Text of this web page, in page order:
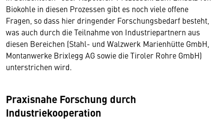
Biokohle in diesen Prozessen gibt es noch viele offene
Fragen, so dass hier dringender Forschungsbedarf besteht,
was auch durch die Teilnahme von Industriepartnern aus
diesen Bereichen (Stahl- und Walzwerk Marienhütte GmbH,
Montanwerke Brixlegg AG sowie die Tiroler Rohre GmbH)
unterstrichen wird.
Praxisnahe Forschung durch
Industriekooperation